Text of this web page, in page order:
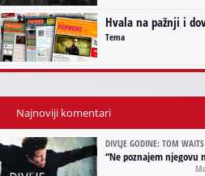
Hvala na pažnji i
Tema
Najnoviji komentari
DIVLJE GODINE: TOM
“Ne poznajem njegovu muziku, ali vise puta nego sto sam to zazeleo gledao sam